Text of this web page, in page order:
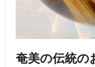
奄美の伝統の